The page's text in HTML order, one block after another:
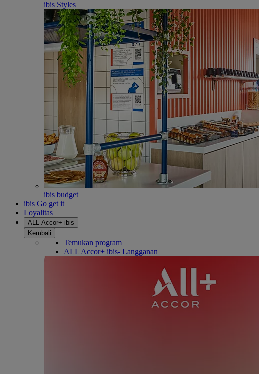
ibis Styles
ibis budget
ibis Go get it
Loyalitas
ALL Accor+ ibis
Kembali
Temukan program
ALL Accor+ ibis- Langganan